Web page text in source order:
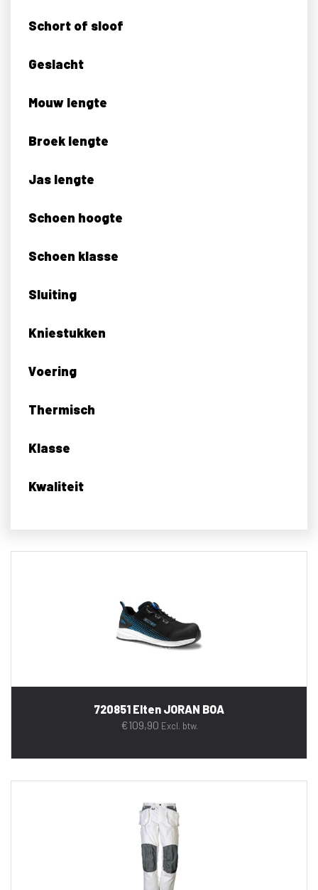
Schort of sloof
Geslacht
Mouw lengte
Broek lengte
Jas lengte
Schoen hoogte
Schoen klasse
Sluiting
Kniestukken
Voering
Thermisch
Klasse
Kwaliteit
720851 Elten JORAN BOA
€109,90 Excl. btw.